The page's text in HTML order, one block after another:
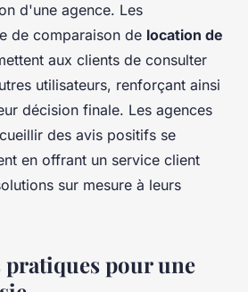
d'une agence. Les
de comparaison de location de
aux clients de consulter
utilisateurs, renforçant ainsi
décision finale. Les agences
des avis positifs se
en offrant un service client
sur mesure à leurs
pour une